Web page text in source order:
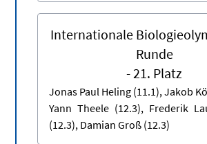
Internationale
Runde
- 21. Platz
Jonas Paul Heling (11.1), Jakob
Yann Theele (12.3), Frederik
(12.3), Damian Groß (12.3)